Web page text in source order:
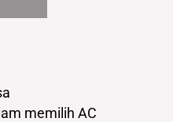
memilih AC